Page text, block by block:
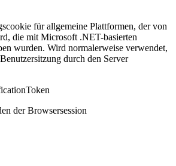
für allgemeine Plattformen, der von
die mit Microsoft .NET-basierten
wurden. Wird normalerweise verwendet,
durch den Server
der Browsersession